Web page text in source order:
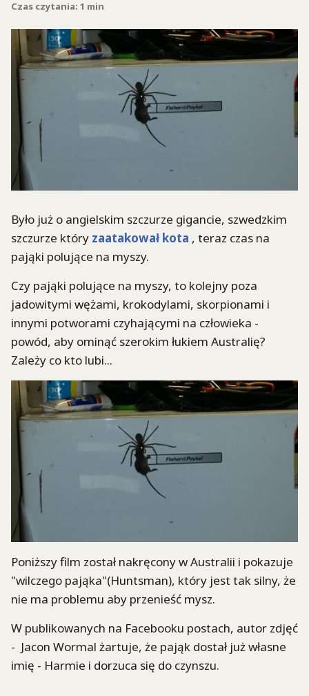
Czas czytania: 1 min
Było już o angielskim szczurze gigancie, szwedzkim
szczurze który zaatakował kota , teraz czas na
pająki polujące na myszy.
Czy pająki polujące na myszy, to kolejny poza
jadowitymi wężami, krokodylami, skorpionami i
innymi potworami czyhającymi na człowieka -
powód, aby ominąć szerokim łukiem Australię?
Zależy co kto lubi...
Poniższy film został nakręcony w Australii i pokazuje
"wilczego pająka"(Huntsman), który jest tak silny, że
nie ma problemu aby przenieść mysz.
W publikowanych na Facebooku postach, autor zdjęć
- Jacon Wormal żartuje, że pająk dostał już własne
imię - Harmie i dorzuca się do czynszu.